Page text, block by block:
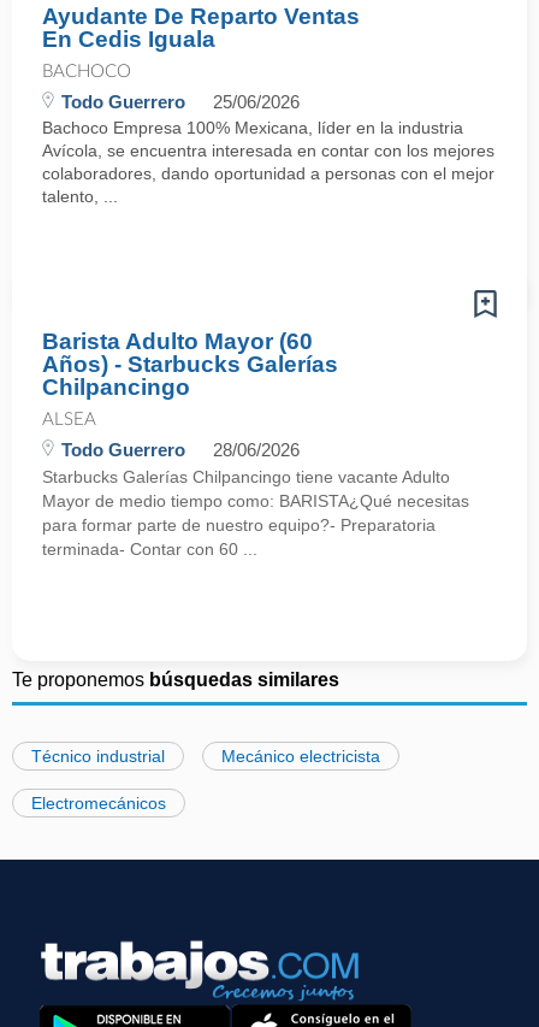
Ayudante De Reparto Ventas
En Cedis Iguala
BACHOCO
Todo Guerrero 25/06/2026
Bachoco Empresa 100% Mexicana, líder en la industria
Avícola, se encuentra interesada en contar con los mejores
colaboradores, dando oportunidad a personas con el mejor
talento, ...
Barista Adulto Mayor (60
Años) - Starbucks Galerías
Chilpancingo
ALSEA
Todo Guerrero 28/06/2026
Starbucks Galerías Chilpancingo tiene vacante Adulto
Mayor de medio tiempo como: BARISTA¿Qué necesitas
para formar parte de nuestro equipo?- Preparatoria
terminada- Contar con 60 ...
Te proponemos búsquedas similares
Técnico industrial Mecánico electricista
Electromecánicos